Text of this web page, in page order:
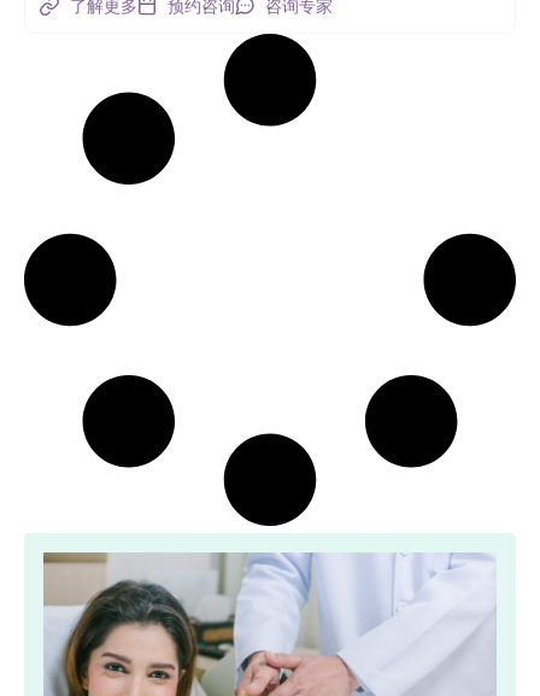
了解更多 预约咨询 咨询专家